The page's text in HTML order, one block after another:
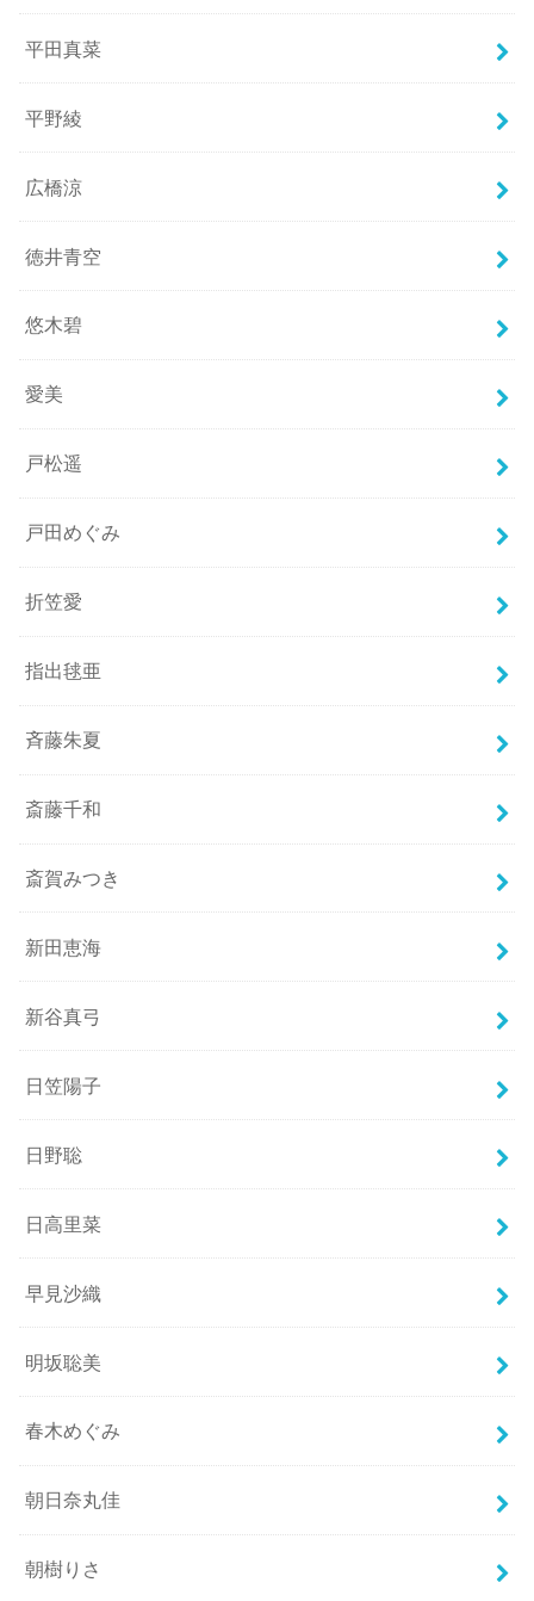
平田真菜
平野綾
広橋涼
徳井青空
悠木碧
愛美
戸松遥
戸田めぐみ
折笠愛
指出毬亜
斉藤朱夏
斎藤千和
斎賀みつき
新田恵海
新谷真弓
日笠陽子
日野聡
日高里菜
早見沙織
明坂聡美
春木めぐみ
朝日奈丸佳
朝樹りさ